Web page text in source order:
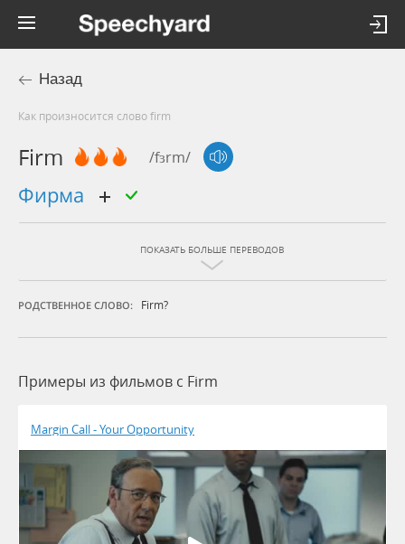
Назад
Как произносится слово firm
Firm /fɜrm/
фирма
ПОКАЗАТЬ БОЛЬШЕ ПЕРЕВОДОВ
РОДСТВЕННОЕ СЛОВО: Firm?
Примеры из фильмов c Firm
Margin Call - Your Opportunity